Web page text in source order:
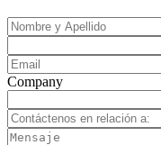
Company